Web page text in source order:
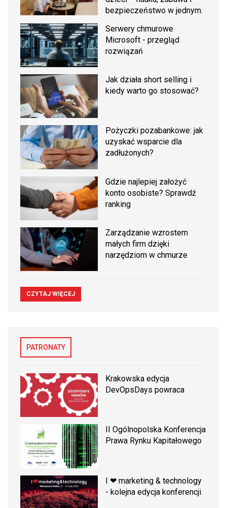
bezpieczeństwo w jednym.
Serwery chmurowe
Microsoft - przegląd
rozwiązań
Jak działa short selling i
kiedy warto go stosować?
Pożyczki pozabankowe: jak
uzyskać wsparcie dla
zadłużonych?
Gdzie najlepiej założyć
konto osobiste? Sprawdź
ranking
Zarządzanie wzrostem
małych firm dzięki
narzędziom w chmurze
CZYTAJ WIĘCEJ
PATRONATY
Krakowska edycja
DevOpsDays powraca
II Ogólnopolska Konferencja
Prawa Rynku Kapitałowego
I ❤ marketing & technology
- kolejna edycja konferencji